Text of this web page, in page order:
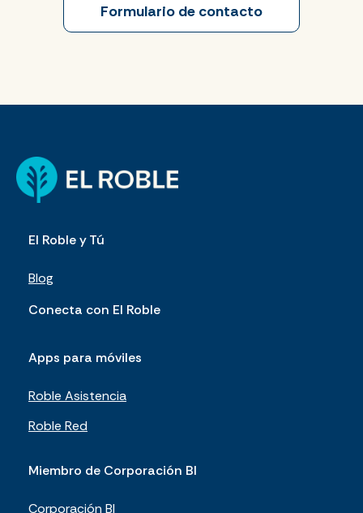
Formulario de contacto
El Roble y Tú
Blog
Conecta con El Roble
Apps para móviles
Roble Asistencia
Roble Red
Miembro de Corporación BI
Corporación BI